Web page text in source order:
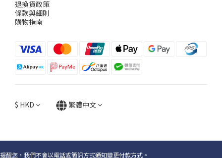
退換貨政策
條款與細則
購物指南
$ HKD 繁體中文
提醒您，我們不會以電話或簡訊方式通知變更付款方式。